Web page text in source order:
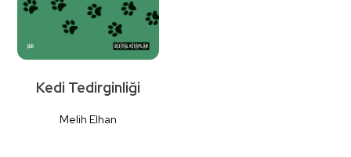
Kedi Tedirginliği
Melih Elhan